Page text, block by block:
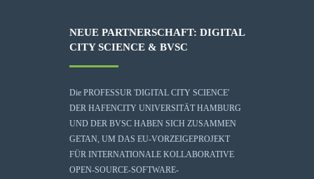
NEUE PARTNERSCHAFT: DIGITAL
CITY SCIENCE & BVSC
Die PROFESSUR 'DIGITAL CITY SCIENCE'
DER HAFENCITY UNIVERSITÄT HAMBURG
UND DER BVSC HABEN SICH ZUSAMMEN
GETAN, UM DAS EU-VORZEIGEPROJEKT
FÜR INTERNATIONALE KOLLABORATIVE
OPEN-SOURCE-SOFTWARE-